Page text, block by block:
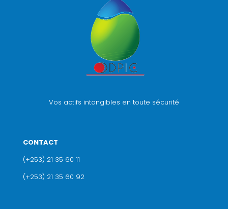
Vos actifs intangibles en toute sécurité
CONTACT
(+253) 21 35 60 11
(+253) 21 35 60 92